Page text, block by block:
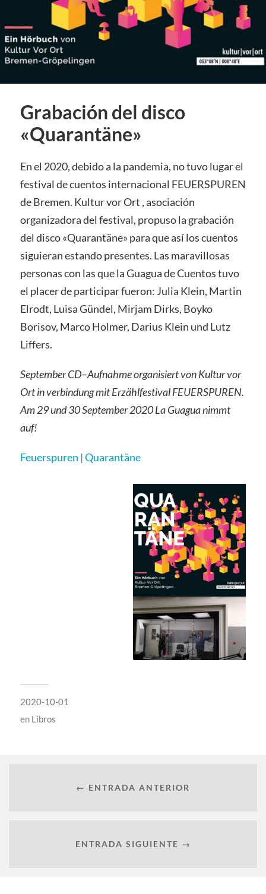
Grabación del disco
«Quarantäne»
En el 2020, debido a la pandemia, no tuvo lugar el
festival de cuentos internacional FEUERSPUREN
de Bremen. Kultur vor Ort , asociación
organizadora del festival, propuso la grabación
del disco «Quarantäne» para que así los cuentos
siguieran estando presentes. Las maravillosas
personas con las que la Guagua de Cuentos tuvo
el placer de participar fueron: Julia Klein, Martin
Elrodt, Luisa Gündel, Mirjam Dirks, Boyko
Borisov, Marco Holmer, Darius Klein und Lutz
Liffers.
September CD–Aufnahme organisiert von Kultur vor
Ort in verbindung mit Erzählfestival FEUERSPUREN.
Am 29 und 30 September 2020 La Guagua nimmt
auf!
Feuerspuren | Quarantäne
2020-10-01
en Libros
← ENTRADA ANTERIOR
ENTRADA SIGUIENTE →